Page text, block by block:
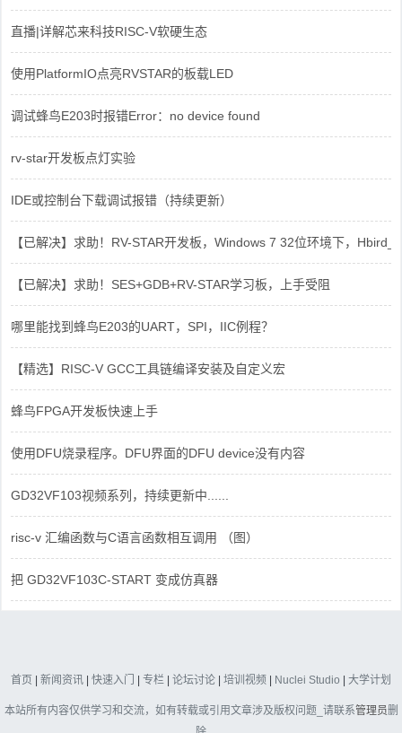
直播|详解芯来科技RISC-V软硬生态
使用PlatformIO点亮RVSTAR的板载LED
调试蜂鸟E203时报错Error：no device found
rv-star开发板点灯实验
IDE或控制台下载调试报错（持续更新）
【已解决】求助！RV-STAR开发板，Windows 7 32位环境下，
【已解决】求助！SES+GDB+RV-STAR学习板，上手受阻
哪里能找到蜂鸟E203的UART，SPI，IIC例程？
【精选】RISC-V GCC工具链编译安装及自定义宏
蜂鸟FPGA开发板快速上手
使用DFU烧录程序。DFU界面的DFU device没有内容
GD32VF103视频系列，持续更新中......
risc-v 汇编函数与C语言函数相互调用 （图）
把 GD32VF103C-START 变成仿真器
首页 | 新闻资讯 | 快速入门 | 专栏 | 论坛讨论 | 培训视频 | Nuclei Studio | 大学计划
本站所有内容仅供学习和交流，如有转载或引用文章涉及版权问题_请联系管理员删